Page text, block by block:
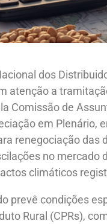
dos
atenção a
Comissão de
em Plenário,
renegociação das
no mercado
climáticos
prevê condições
Rural (CPRs),